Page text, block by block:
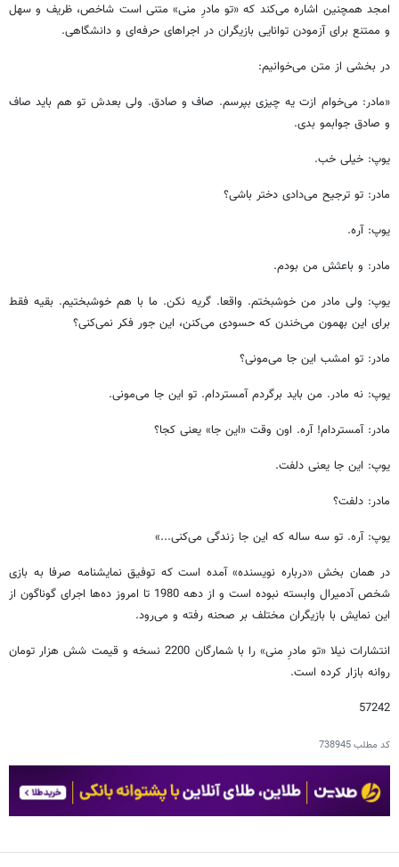
امجد همچنین اشاره می‌کند که «تو مادرِ منی» متنی است شاخص، ظریف و سهل
و ممتنع برای آزمودن توانایی بازیگران در اجراهای حرفه‌ای و دانشگاهی.
در بخشی از متن می‌خوانیم:
«مادر: می‌خوام ازت یه چیزی بپرسم. صاف و صادق. ولی بعدش تو هم باید صاف
و صادق جوابمو بدی.
یوپ: خیلی خب.
مادر: تو ترجیح می‌دادی دختر باشی؟
یوپ: آره.
مادر: و باعثش من بودم.
یوپ: ولی مادر من خوشبختم. واقعا. گریه نکن. ما با هم خوشبختیم. بقیه فقط
برای این بهمون می‌خندن که حسودی می‌کنن، این جور فکر نمی‌کنی؟
مادر: تو امشب این جا می‌مونی؟
یوپ: نه مادر. من باید برگردم آمستردام. تو این جا می‌مونی.
مادر: آمستردام! آره. اون وقت «این جا» یعنی کجا؟
یوپ: این جا یعنی دلفت.
مادر: دلفت؟
یوپ: آره. تو سه ساله که این جا زندگی می‌کنی...»‌
در همان بخش «درباره نویسنده» آمده است که توفیق نمایشنامه صرفا به بازی
شخص آدمیرال وابسته نبوده است و از دهه 1980 تا امروز ده‌ها اجرای گوناگون از
این نمایش با بازیگران مختلف بر صحنه رفته و می‌رود.
انتشارات نیلا «تو مادرِ منی» را با شمارگان 2200 نسخه و قیمت شش هزار تومان
روانه بازار کرده است.
57242
کد مطلب738945